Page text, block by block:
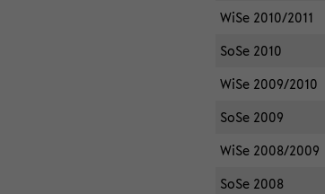
WiSe 2010/2011
SoSe 2010
WiSe 2009/2010
SoSe 2009
WiSe 2008/2009
SoSe 2008